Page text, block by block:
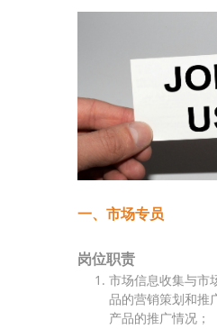
一、市场专员
岗位职责
市场信息收集与市
品的营销策划和推
产品的推广情况；